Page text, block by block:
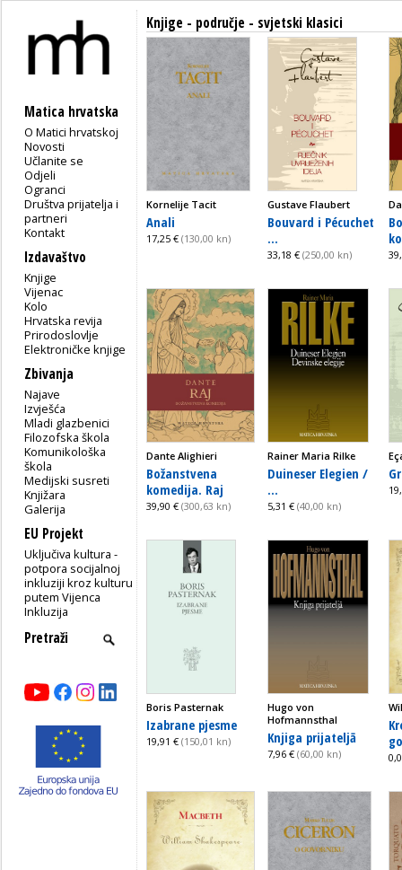
Matica hrvatska
O Matici hrvatskoj
Novosti
Učlanite se
Odjeli
Ogranci
Društva prijatelja i
partneri
Kontakt
Izdavaštvo
Knjige
Vijenac
Kolo
Hrvatska revija
Prirodoslovlje
Elektroničke knjige
Zbivanja
Najave
Izvješća
Mladi glazbenici
Filozofska škola
Komunikološka
škola
Medijski susreti
Knjižara
Galerija
EU Projekt
Uključiva kultura -
potpora socijalnoj
inkluziji kroz kulturu
putem Vijenca
Inkluzija
Knjige - područje - svjetski klasici
Kornelije Tacit
Anali
17,25 € (130,00 kn)
Gustave Flaubert
Bouvard i Pécuchet
...
33,18 € (250,00 kn)
Dante Alighieri
Božanstvena
komedija. Raj
39,90 € (300,63 kn)
Rainer Maria Rilke
Duineser Elegien /
...
5,31 € (40,00 kn)
Boris Pasternak
Izabrane pjesme
19,91 € (150,01 kn)
Hugo von
Hofmannsthal
Knjiga prijateljā
7,96 € (60,00 kn)